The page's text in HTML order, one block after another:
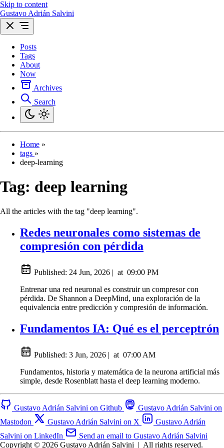
Skip to content
Gustavo Adrián Salvini
Posts
Tags
About
Now
Archives
Search
Home »
tags »
deep-learning
Tag: deep learning
All the articles with the tag "deep learning".
Redes neuronales como sistemas de
compresión con pérdida
Published: 24 Jun, 2026 | at 09:00 PM
Entrenar una red neuronal es construir un compresor con
pérdida. De Shannon a DeepMind, una exploración de la
equivalencia entre predicción y compresión de información.
Fundamentos IA: Qué es el perceptrón
Published: 3 Jun, 2026 | at 07:00 AM
Fundamentos, historia y matemática de la neurona artificial más
simple, desde Rosenblatt hasta el deep learning moderno.
Gustavo Adrián Salvini on Github
Gustavo Adrián Salvini on
Mastodon
Gustavo Adrián Salvini on X
Gustavo Adrián
Salvini on LinkedIn
Send an email to Gustavo Adrián Salvini
Copyright © 2026 Gustavo Adrián Salvini | All rights reserved.